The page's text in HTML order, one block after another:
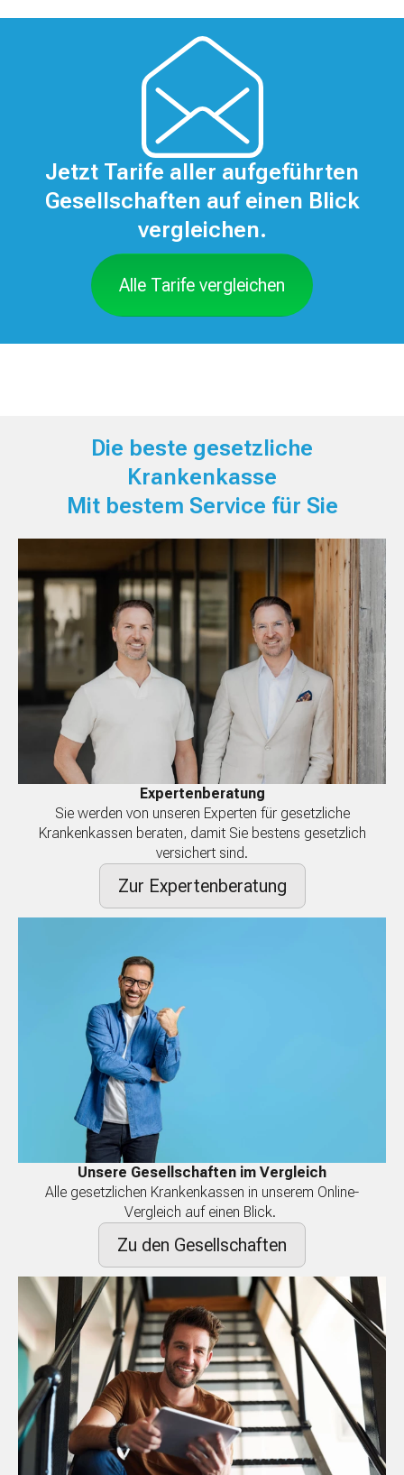
Jetzt Tarife aller aufgeführten
Gesellschaften auf einen Blick
vergleichen.
Alle Tarife vergleichen
Die beste gesetzliche
Krankenkasse
Mit bestem Service für Sie
Expertenberatung
Sie werden von unseren Experten für gesetzliche
Krankenkassen beraten, damit Sie bestens gesetzlich
versichert sind.
Zur Expertenberatung
Unsere Gesellschaften im Vergleich
Alle gesetzlichen Krankenkassen in unserem Online-
Vergleich auf einen Blick.
Zu den Gesellschaften